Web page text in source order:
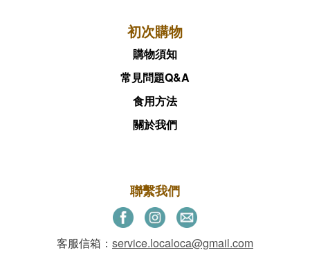
初次購物
購物須知
常見問題Q&A
食用方法
關於我們
聯繫我們
客服信箱： service.localoca@gmail.com